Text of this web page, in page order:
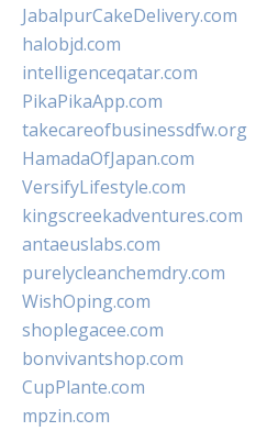
JabalpurCakeDelivery.com
halobjd.com
intelligenceqatar.com
PikaPikaApp.com
takecareofbusinessdfw.org
HamadaOfJapan.com
VersifyLifestyle.com
kingscreekadventures.com
antaeuslabs.com
purelycleanchemdry.com
WishOping.com
shoplegacee.com
bonvivantshop.com
CupPlante.com
mpzin.com